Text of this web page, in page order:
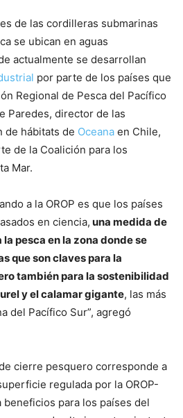
de las cordilleras submarinas
se ubican en aguas
actualmente se desarrollan
por parte de los países que
Regional de Pesca del Pacífico
Paredes, director de las
de hábitats de Oceana en Chile,
de la Coalición para los
Mar.
a la OROP es que los países
en ciencia, una medida de
pesca en la zona donde se
que son claves para la
también para la sostenibilidad
y el calamar gigante, las más
del Pacífico Sur”, agregó
cierre pesquero corresponde a
regulada por la OROP-
beneficios para los países del